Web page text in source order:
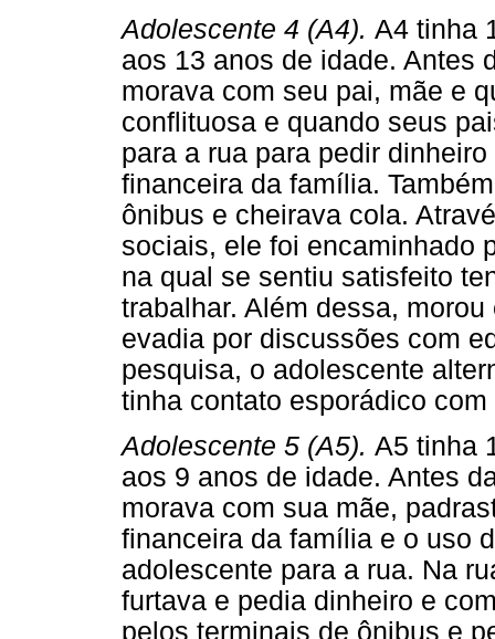
Adolescente 4 (A4). A4 tinha
aos 13 anos de idade. Antes
morava com seu pai, mãe e
conflituosa e quando seus
para a rua para pedir
financeira da família.
ônibus e cheirava cola.
sociais, ele foi encaminhado
na qual se sentiu satisfeito
trabalhar. Além dessa,
evadia por discussões com
pesquisa, o adolescente
tinha contato esporádico
Adolescente 5 (A5). A5 tinha
aos 9 anos de idade. Antes
morava com sua mãe,
financeira da família e o uso
adolescente para a rua. Na
furtava e pedia dinheiro e
pelos terminais de ônibus e